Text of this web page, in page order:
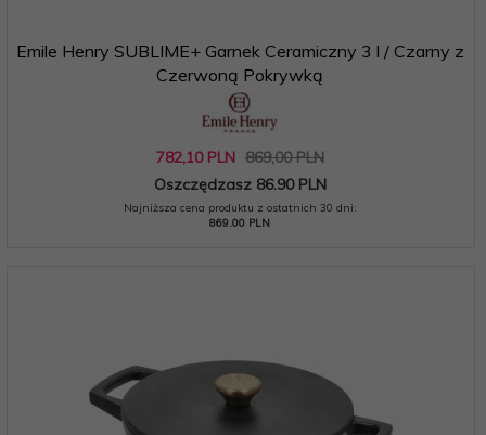
Emile Henry SUBLIME+ Garnek Ceramiczny 3 l / Czarny z
Czerwoną Pokrywką
782,10 PLN 869,00 PLN
Oszczędzasz 86.90 PLN
Najniższa cena produktu z ostatnich 30 dni:
869.00 PLN